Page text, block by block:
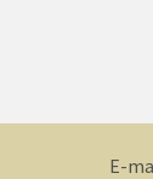
E-